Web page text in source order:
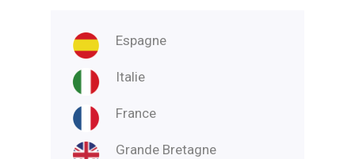
Espagne
Italie
France
Grande Bretagne